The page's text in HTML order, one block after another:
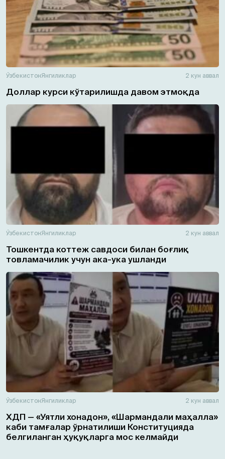
ЎзбекистонЯнгиликлар 2 кун аввал
Доллар курси кўтарилишда давом этмоқда
ЎзбекистонЯнгиликлар 2 кун аввал
Тошкентда коттеж савдоси билан боғлиқ
товламачилик учун ака-ука ушланди
ЎзбекистонЯнгиликлар 2 кун аввал
ХДП — «Уятли хонадон», «Шармандали маҳалла»
каби тамғалар ўрнатилиши Конституцияда
белгиланган ҳуқуқларга мос келмайди